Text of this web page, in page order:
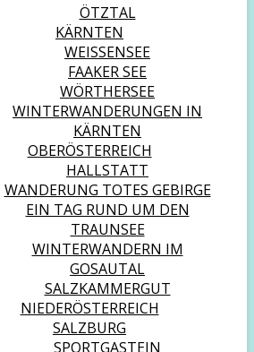
ÖTZTAL
KÄRNTEN
WEISSENSEE
FAAKER SEE
WÖRTHERSEE
WINTERWANDERUNGEN IN
KÄRNTEN
OBERÖSTERREICH
HALLSTATT
WANDERUNG TOTES GEBIRGE
EIN TAG RUND UM DEN
TRAUNSEE
WINTERWANDERN IM
GOSAUTAL
SALZKAMMERGUT
NIEDERÖSTERREICH
SALZBURG
SPORTGASTEIN